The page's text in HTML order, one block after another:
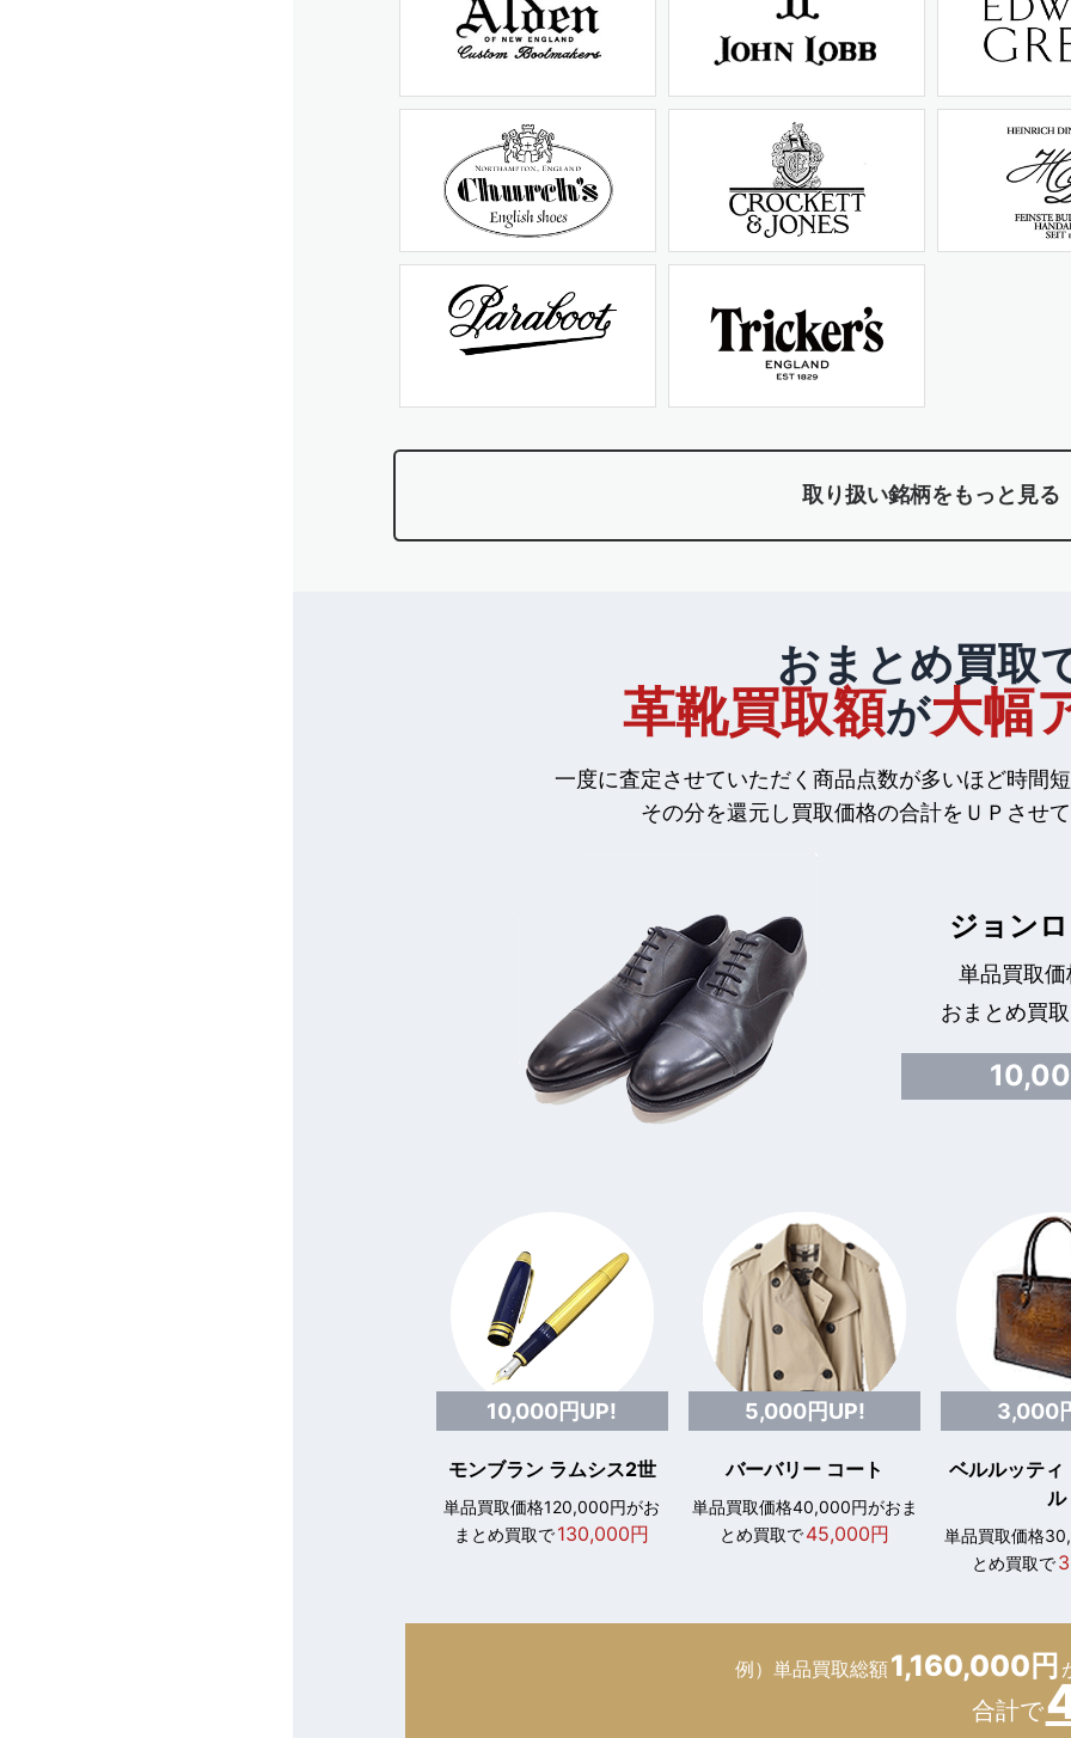
取り扱い銘柄をもっと見る
おまとめ買取
革靴買取額が大幅
一度に査定させていただく商品点数が多いほど時間
その分を還元し買取価格の合計をＵＰさせ
ジョン
単品買取
おまとめ買
10,000円UP!
モンブラン ラムシス2世
単品買取価格120,000円がお
まとめ買取で130,000円
5,000円UP!
バーバリー コート
単品買取価格40,000円がおま
とめ買取で45,000円
3,000
ベルルッティ
ル
単品買取価格
とめ買取で
例）単品買取総額1,160,000円
合計で